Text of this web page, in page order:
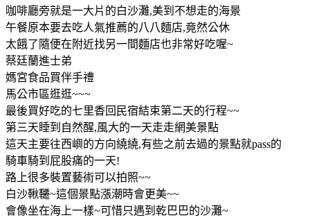
咖啡廳旁就是一大片的白沙灘,美到不想走的海景
午餐原本要去吃人氣推薦的八八麵店,竟然公休
太餓了隨便在附近找另一間麵店也非常好吃喔~
蔡廷蘭進士弟
媽宮食品買伴手禮
馬公市區逛逛~~~
最後買好吃的七里香回民宿結束第二天的行程~~
第三天睡到自然醒,風大的一天走走網美景點
這天主要往西嶼的方向繞繞,有些之前去過的景點就pass的
騎車騎到屁股痛的一天!
路上很多裝置藝術可以拍照~~
白沙鞦韆~這個景點漲潮時會更美~~
會像坐在海上一樣~可惜只遇到乾巴巴的沙灘~